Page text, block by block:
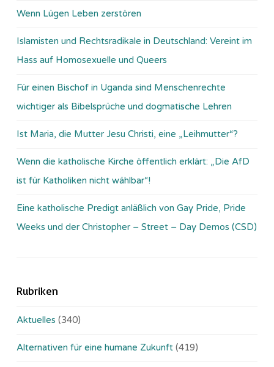
Wenn Lügen Leben zerstören
Islamisten und Rechtsradikale in Deutschland: Vereint im
Hass auf Homosexuelle und Queers
Für einen Bischof in Uganda sind Menschenrechte
wichtiger als Bibelsprüche und dogmatische Lehren
Ist Maria, die Mutter Jesu Christi, eine „Leihmutter“?
Wenn die katholische Kirche öffentlich erklärt: „Die AfD
ist für Katholiken nicht wählbar“!
Eine katholische Predigt anläßlich von Gay Pride, Pride
Weeks und der Christopher – Street – Day Demos (CSD)
Rubriken
Aktuelles (340)
Alternativen für eine humane Zukunft (419)